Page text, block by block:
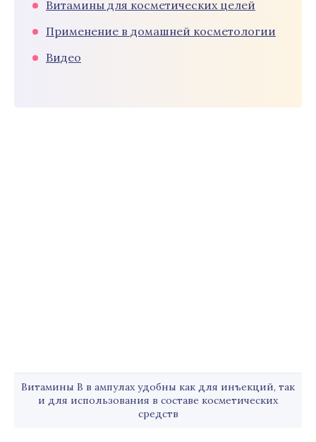
Витамины для косметических целей
Применение в домашней косметологии
Видео
Витамины В в ампулах удобны как для инъекций, так
и для использования в составе косметических
средств